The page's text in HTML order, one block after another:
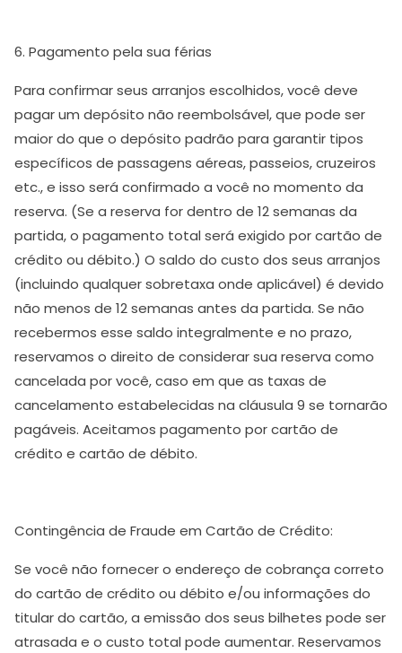
6. Pagamento pela sua férias
Para confirmar seus arranjos escolhidos, você deve
pagar um depósito não reembolsável, que pode ser
maior do que o depósito padrão para garantir tipos
específicos de passagens aéreas, passeios, cruzeiros
etc., e isso será confirmado a você no momento da
reserva. (Se a reserva for dentro de 12 semanas da
partida, o pagamento total será exigido por cartão de
crédito ou débito.) O saldo do custo dos seus arranjos
(incluindo qualquer sobretaxa onde aplicável) é devido
não menos de 12 semanas antes da partida. Se não
recebermos esse saldo integralmente e no prazo,
reservamos o direito de considerar sua reserva como
cancelada por você, caso em que as taxas de
cancelamento estabelecidas na cláusula 9 se tornarão
pagáveis. Aceitamos pagamento por cartão de
crédito e cartão de débito.
Contingência de Fraude em Cartão de Crédito:
Se você não fornecer o endereço de cobrança correto
do cartão de crédito ou débito e/ou informações do
titular do cartão, a emissão dos seus bilhetes pode ser
atrasada e o custo total pode aumentar. Reservamos